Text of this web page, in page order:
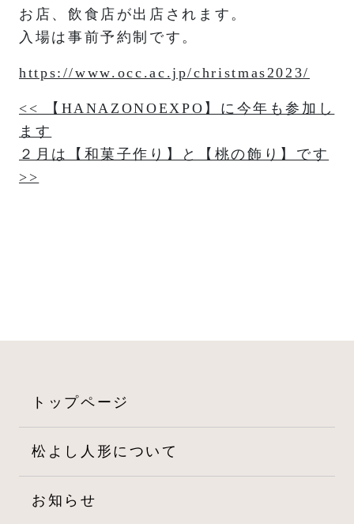
お店、飲食店が出店されます。
入場は事前予約制です。
https://www.occ.ac.jp/christmas2023/
投
稿
ナ
<< 【HANAZONOEXPO】に今年も参加し
ます
２月は【和菓子作り】と【桃の飾り】です
>>
トップページ
松よし人形について
お知らせ